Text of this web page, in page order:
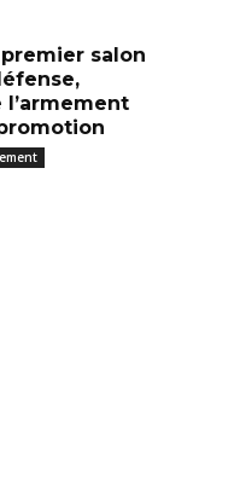
premier salon
l’armement